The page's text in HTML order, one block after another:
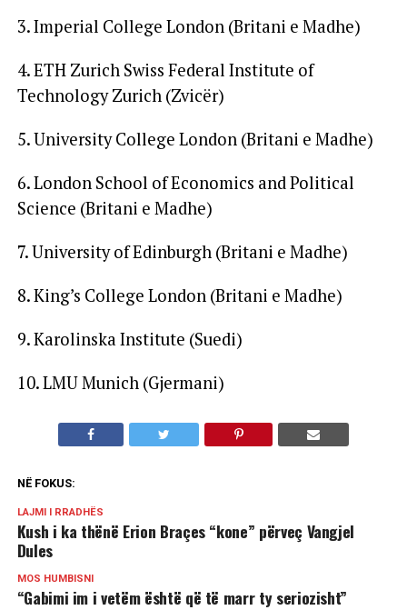
3. Imperial College London (Britani e Madhe)
4. ETH Zurich Swiss Federal Institute of
Technology Zurich (Zvicër)
5. University College London (Britani e Madhe)
6. London School of Economics and Political
Science (Britani e Madhe)
7. University of Edinburgh (Britani e Madhe)
8. King’s College London (Britani e Madhe)
9. Karolinska Institute (Suedi)
10. LMU Munich (Gjermani)
NË FOKUS:
LAJMI I RRADHËS
Kush i ka thënë Erion Braçes “kone” përveç Vangjel
Dules
MOS HUMBISNI
“Gabimi im i vetëm është që të marr ty seriozisht”